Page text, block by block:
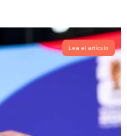
Lea el artículo